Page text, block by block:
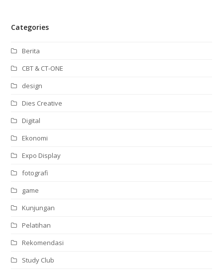
Categories
Berita
CBT & CT-ONE
design
Dies Creative
Digital
Ekonomi
Expo Display
fotografi
game
Kunjungan
Pelatihan
Rekomendasi
Study Club